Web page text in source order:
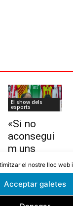
el nostre lloc web
Acceptar galetes
El show dels
esports
«Si no
aconsegui
m uns
10.000
euros en
dues
setmanes,